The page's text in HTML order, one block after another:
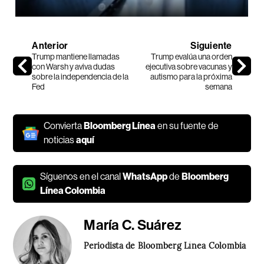
Anterior
Trump mantiene llamadas
con Warsh y aviva dudas
sobre la independencia de la
Fed
Siguiente
Trump evalúa una orden
ejecutiva sobre vacunas y
autismo para la próxima
semana
Convierta Bloomberg Líneaen su fuente de
noticiasaquí
Síguenos en el canalWhatsAppde Bloomberg
Línea Colombia
María C. Suárez
Periodista de Bloomberg Línea Colombia